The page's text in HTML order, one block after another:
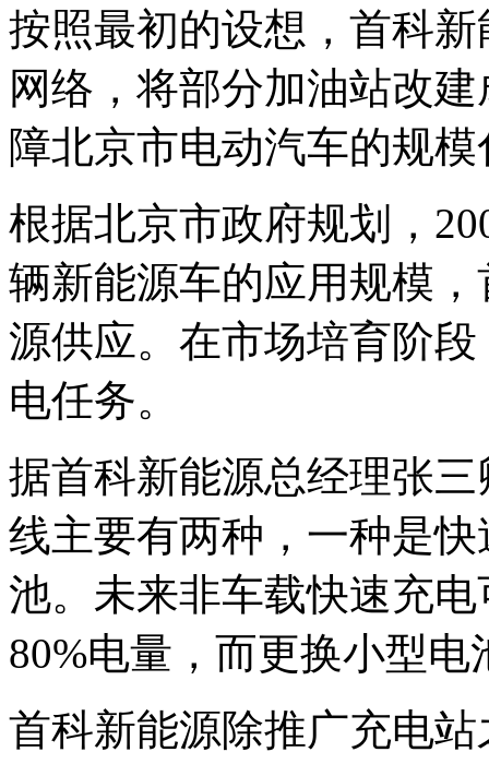
按照最初的设想，首科
网络，将部分加油站改
障北京市电动汽车的规
根据北京市政府规划，
辆新能源车的应用规模
源供应。在市场培育阶
电任务。
据首科新能源总经理张
线主要有两种，一种是
池。未来非车载快速充
80%电量，而更换小型
首科新能源除推广充电